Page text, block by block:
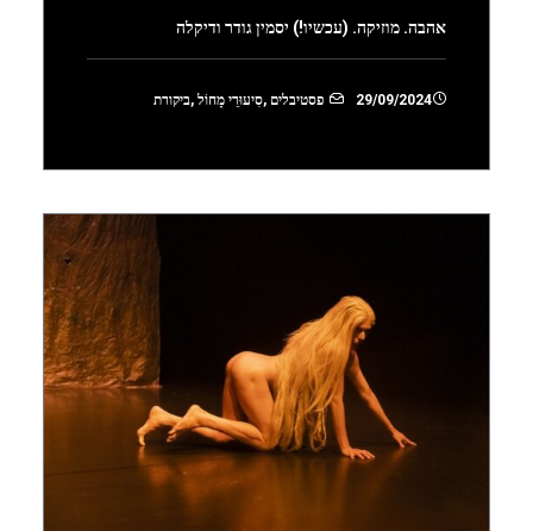
אהבה. מוזיקה. (עכשיו!) יסמין גודר ודיקלה
29/09/2024 פסטיבלים ,סִיעוּרֵי מָחוֹל ,ביקורת